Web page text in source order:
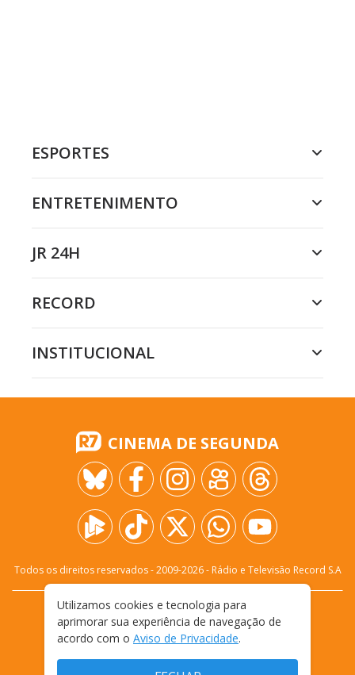
ESPORTES
ENTRETENIMENTO
JR 24H
RECORD
INSTITUCIONAL
CINEMA DE SEGUNDA
Todos os direitos reservados - 2009-2026- Rádio e Televisão Record S.A
FALE CONOSCO
PRIVACIDADE
TERMOS E CONDIÇÕES DE USO
Utilizamos cookies e tecnologia para
aprimorar sua experiência de navegação de
acordo com o Aviso de Privacidade.